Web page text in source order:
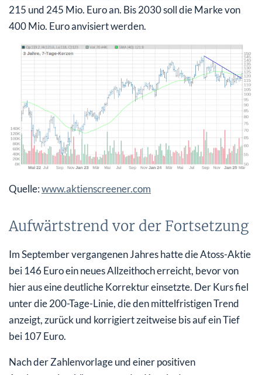
215 und 245 Mio. Euro an. Bis 2030 soll die Marke von
400 Mio. Euro anvisiert werden.
Quelle:www.aktienscreener.com
Aufwärtstrend vor der Fortsetzung
Im September vergangenen Jahres hatte die Atoss-Aktie
bei 146 Euro ein neues Allzeithoch erreicht, bevor von
hier aus eine deutliche Korrektur einsetzte. Der Kurs fiel
unter die 200-Tage-Linie, die den mittelfristigen Trend
anzeigt, zurück und korrigiert zeitweise bis auf ein Tief
bei 107 Euro.
Nach der Zahlenvorlage und einer positiven